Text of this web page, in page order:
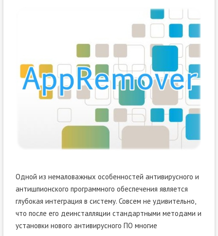
Одной из немаловажных особенностей антивирусного и
антишпионского программного обеспечения является
глубокая интеграция в систему. Совсем не удивительно,
что после его деинсталляции стандартными методами и
установки нового антивирусного ПО многие